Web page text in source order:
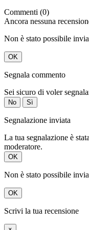
Commenti (0)
Ancora nessuna
Non è stato possibile
OK
Segnala commento
Sei sicuro di voler
No Sì
Segnalazione inviata
La tua segnalazione è
moderatore.
OK
Non è stato possibile
OK
Scrivi la tua recensione